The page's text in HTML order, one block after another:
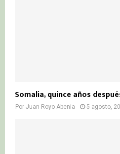
Somalia, quince años
Por Juan Royo Abenia 5 agosto,